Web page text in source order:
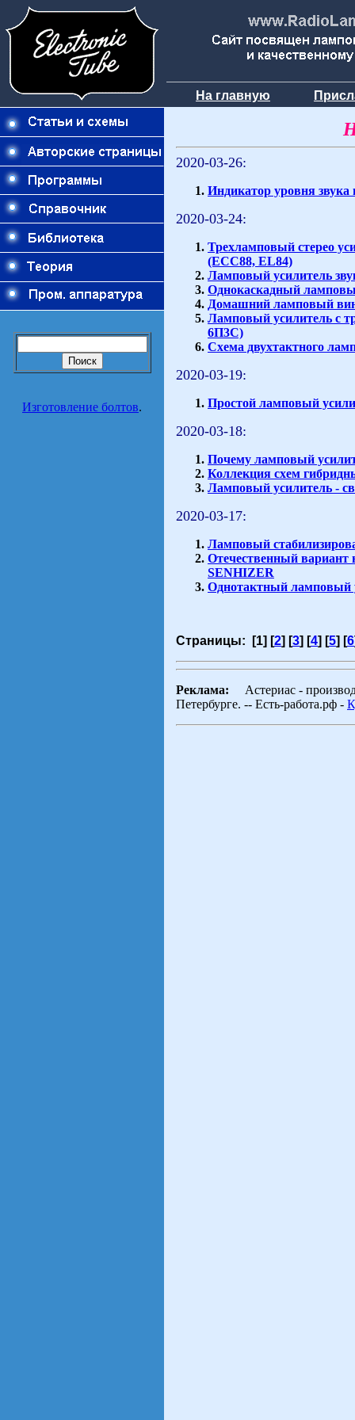
На главную
Изготовление болтов.
2020-03-26:
Индикатор уровня
2020-03-24:
Трехламповый стерео
(ECC88, EL84)
Ламповый усилитель
Однокаскадный
Домашний ламповый
Ламповый усилитель с
6П3С)
Схема двухтактного
2020-03-19:
Простой ламповый
2020-03-18:
Почему ламповый
Коллекция схем
Ламповый усилитель -
2020-03-17:
Ламповый
Отечественный вариант
SENHIZER
Однотактный ламповый
Страницы: [1] [2] [3] [4] [5] [6
Реклама: Астериас -
Петербурге. -- Есть-работа.рф -